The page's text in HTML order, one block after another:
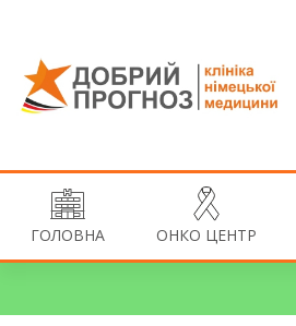
ГОЛОВНА ОНКО ЦЕНТР